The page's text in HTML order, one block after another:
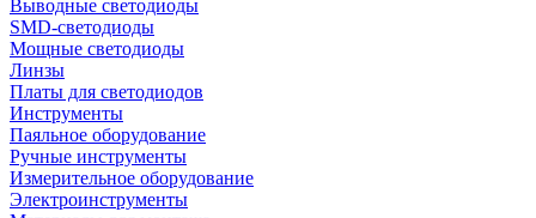
Выводные светодиоды
SMD-светодиоды
Мощные светодиоды
Линзы
Платы для светодиодов
Инструменты
Паяльное оборудование
Ручные инструменты
Измерительное оборудование
Электроинструменты